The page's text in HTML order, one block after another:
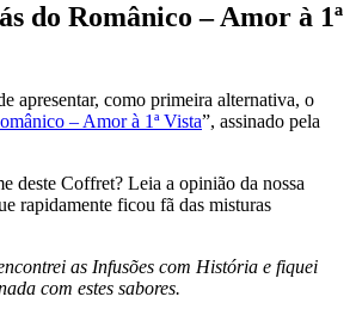
do Românico – Amor à 1ª
apresentar, como primeira alternativa, o
– Amor à 1ª Vista”, assinado pela
deste Coffret? Leia a opinião da nossa
rapidamente ficou fã das misturas
as Infusões com História e fiquei
com estes sabores.